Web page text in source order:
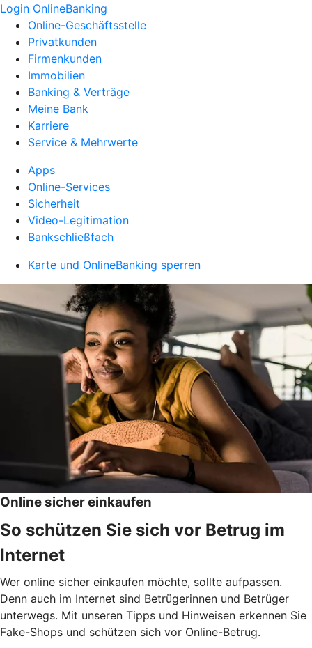
Login OnlineBanking
Online-Geschäftsstelle
Privatkunden
Firmenkunden
Immobilien
Banking & Verträge
Meine Bank
Karriere
Service & Mehrwerte
Apps
Online-Services
Sicherheit
Video-Legitimation
Bankschließfach
Karte und OnlineBanking sperren
Online sicher einkaufen
So schützen Sie sich vor Betrug im
Internet
Wer online sicher einkaufen möchte, sollte aufpassen.
Denn auch im Internet sind Betrügerinnen und Betrüger
unterwegs. Mit unseren Tipps und Hinweisen erkennen Sie
Fake-Shops und schützen sich vor Online-Betrug.